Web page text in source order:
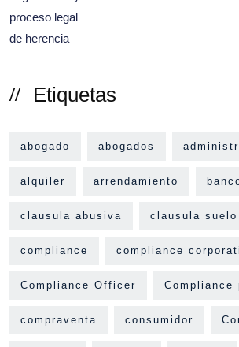
Etiquetas
abogado abogados
alquiler arrendamiento
clausula abusiva clausula suelo
compliance compliance
Compliance Officer Compliance
compraventa consumidor